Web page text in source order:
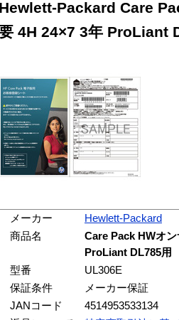
Hewlett-Packard Care
4H 24×7 3年 ProLiant
メーカー
Hewlett-Packard
商品名
Care Pack HWオ
ProLiant DL785用
型番
UL306E
保証条件
メーカー保証
JANコード
4514953533134